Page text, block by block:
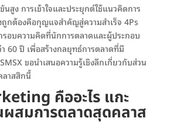
สูง การเข้าใจและประยุกต์ใช้แนวคิดการ
กต้องคือกุญแจสำคัญสู่ความสำเร็จ 4Ps
อบความคิดที่นักการตลาดและผู้ประกอบ
า 60 ปี เพื่อสร้างกลยุทธ์การตลาดที่มี
ขอนำเสนอความรู้เชิงลึกเกี่ยวกับส่วน
าสสิกนี้
คืออะไร แกะ
สมการตลาดสุดคลาส